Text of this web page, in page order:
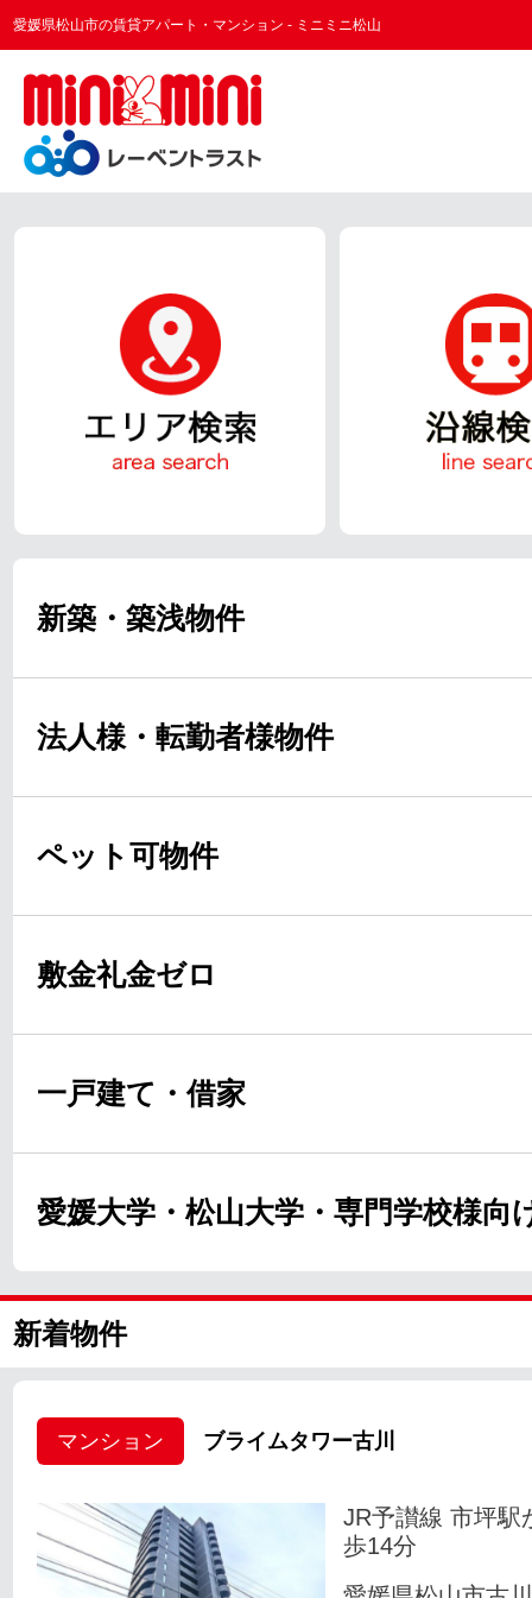
愛媛県松山市の賃貸アパート・マンション - ミニミニ松山
新築・築浅物件
法人様・転勤者様物件
ペット可物件
敷金礼金ゼロ
一戸建て・借家
愛媛大学・松山大学・専門学校様向
新着物件
マンション ブライムタワー古川
JR予讃線 市坪駅
歩14分